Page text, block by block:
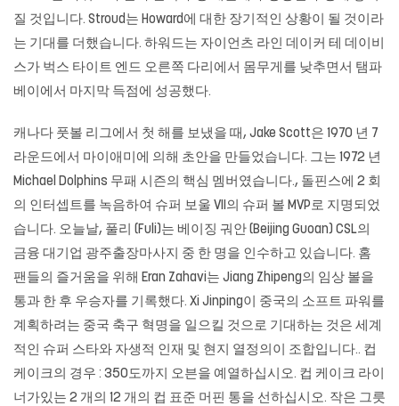
질 것입니다. Stroud는 Howard에 대한 장기적인 상황이 될 것이라
는 기대를 더했습니다. 하워드는 자이언츠 라인 데이커 테 데이비
스가 벅스 타이트 엔드 오른쪽 다리에서 몸무게를 낮추면서 탬파
베이에서 마지막 득점에 성공했다.
캐나다 풋볼 리그에서 첫 해를 보냈을 때, Jake Scott은 1970 년 7
라운드에서 마이애미에 의해 초안을 만들었습니다. 그는 1972 년
Michael Dolphins 무패 시즌의 핵심 멤버였습니다., 돌핀스에 2 회
의 인터셉트를 녹음하여 슈퍼 보울 VII의 슈퍼 볼 MVP로 지명되었
습니다. 오늘날, 풀리 (Fuli)는 베이징 궈안 (Beijing Guoan) CSL의
금융 대기업 광주출장마사지 중 한 명을 인수하고 있습니다. 홈
팬들의 즐거움을 위해 Eran Zahavi는 Jiang Zhipeng의 임상 볼을
통과 한 후 우승자를 기록했다. Xi Jinping이 중국의 소프트 파워를
계획하려는 중국 축구 혁명을 일으킬 것으로 기대하는 것은 세계
적인 슈퍼 스타와 자생적 인재 및 현지 열정의이 조합입니다.. 컵
케이크의 경우 : 350도까지 오븐을 예열하십시오. 컵 케이크 라이
너가있는 2 개의 12 개의 컵 표준 머핀 통을 선하십시오. 작은 그릇